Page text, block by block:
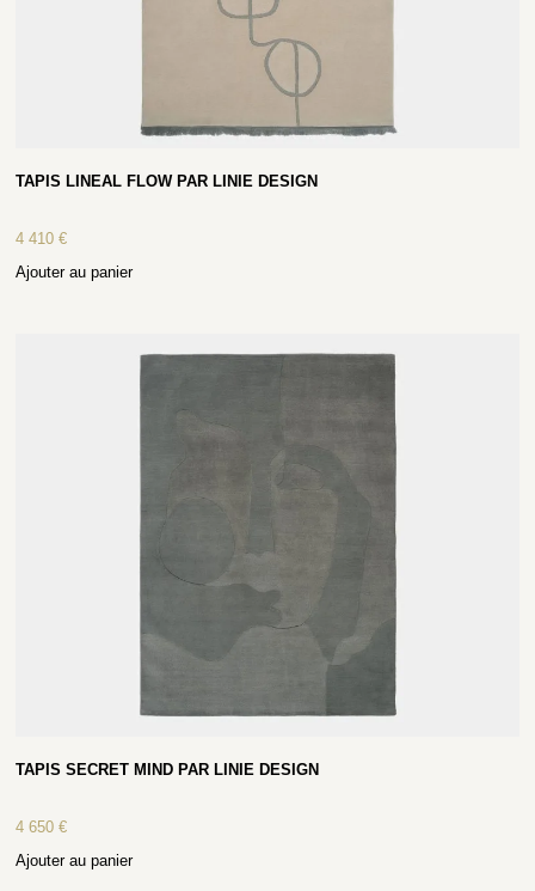
TAPIS LINEAL FLOW PAR LINIE DESIGN
4 410€
Ajouter au panier
TAPIS SECRET MIND PAR LINIE DESIGN
4 650€
Ajouter au panier